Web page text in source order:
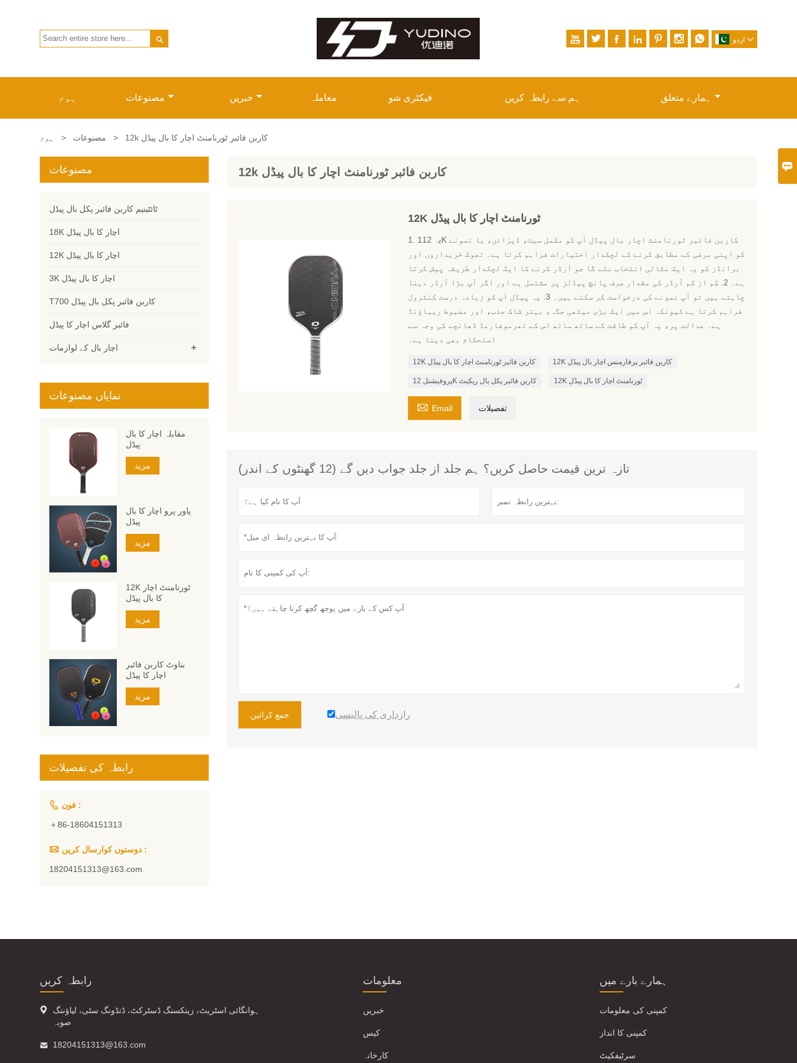

        اردو 
ہوم مصنوعات خبریں معاملہ فیکٹری شو ہم سے رابطہ کریں ہمارے متعلق
ہوم > مصنوعات > 12k کاربن فائبر ٹورنامنٹ اچار کا بال پیڈل
12k کاربن فائبر ٹورنامنٹ اچار کا بال پیڈل
12K ٹورنامنٹ اچار کا بال پیڈل
1. یہ 112K کاربن فائبر ٹورنامنٹ اچار بال پیڈل آپ کو مکمل سیٹ، ڈیزائن، یا نمونے
کو اپنی مرضی کے مطابق کرنے کے لچکدار اختیارات فراہم کرتا ہے۔ تھوک خریداروں اور
برانڈز کو یہ ایک مثالی انتخاب ملے گا جو آرڈر کرنے کا ایک لچکدار طریقہ پیش کرتا
ہے۔ 2. کم از کم آرڈر کی مقدار صرف پانچ پیڈلز پر مشتمل ہے اور اگر آپ بڑا آرڈر دینا
چاہتے ہیں تو آپ نمونے کی درخواست کر سکتے ہیں۔ 3. یہ پیڈل آپ کو زیادہ درست کنٹرول
فراہم کرتا ہے کیونکہ اس میں ایک بڑی میٹھی جگہ، بہتر شاک جذب، اور مضبوط ریباؤنڈ
ہے۔ عدالت پر، یہ آپ کو طاقت کے ساتھ ساتھ اس کے تھرموفارمڈ ڈھانچے کی وجہ سے
استحکام بھی دیتا ہے۔
12K کاربن فائبر ٹورنامنٹ اچار کا بال پیڈل 12K کاربن فائبر پرفارمنس اچار بال پیڈل
پروفیشنل 12K کاربن فائبر پکل بال ریکیٹ 12K ٹورنامنٹ اچار کا بال پیڈل
 Email تفصیلات
تازہ ترین قیمت حاصل کریں؟ ہم جلد از جلد جواب دیں گے (12 گھنٹوں کے اندر)
جمع کرائیں رازداری کی پالیسی
مصنوعات
ٹائٹینیم کاربن فائبر پکل بال پیڈل
18K اچار کا بال پیڈل
12K اچار کا بال پیڈل
3K اچار کا بال پیڈل
T700 کاربن فائبر پکل بال پیڈل
فائبر گلاس اچار کا پیڈل
+ اچار بال کے لوازمات
نمایاں مصنوعات
مقابلہ اچار کا بال
پیڈل
مزید
پاور پرو اچار کا بال
پیڈل
مزید
12K ٹورنامنٹ اچار
کا بال پیڈل
مزید
بناوٹ کاربن فائبر
اچار کا پیڈل
مزید
رابطہ کی تفصیلات
 فون :
＋86-18604151313
 دوستوں کوارسال کریں :
18204151313@163.com
رابطہ کریں

ہوانگائی اسٹریٹ، زینکسنگ ڈسٹرکٹ، ڈنڈونگ سٹی، لیاؤننگ
صوبہ
 18204151313@163.com
معلومات
خبریں
کیس
کارخانہ
ہمارے بارے میں
کمپنی کی معلومات
کمپنی کا انداز
سرٹیفکیٹ